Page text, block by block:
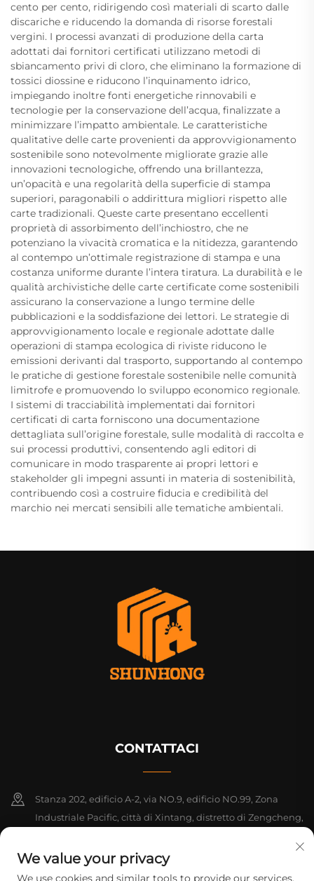
cento per cento, ridirigendo così materiali di scarto dalle
discariche e riducendo la domanda di risorse forestali
vergini. I processi avanzati di produzione della carta
adottati dai fornitori certificati utilizzano metodi di
sbiancamento privi di cloro, che eliminano la formazione di
tossici diossine e riducono l’inquinamento idrico,
impiegando inoltre fonti energetiche rinnovabili e
tecnologie per la conservazione dell’acqua, finalizzate a
minimizzare l’impatto ambientale. Le caratteristiche
qualitative delle carte provenienti da approvvigionamento
sostenibile sono notevolmente migliorate grazie alle
innovazioni tecnologiche, offrendo una brillantezza,
un’opacità e una regolarità della superficie di stampa
superiori, paragonabili o addirittura migliori rispetto alle
carte tradizionali. Queste carte presentano eccellenti
proprietà di assorbimento dell’inchiostro, che ne
potenziano la vivacità cromatica e la nitidezza, garantendo
al contempo un’ottimale registrazione di stampa e una
costanza uniforme durante l’intera tiratura. La durabilità e le
qualità archivistiche delle carte certificate come sostenibili
assicurano la conservazione a lungo termine delle
pubblicazioni e la soddisfazione dei lettori. Le strategie di
approvvigionamento locale e regionale adottate dalle
operazioni di stampa ecologica di riviste riducono le
emissioni derivanti dal trasporto, supportando al contempo
le pratiche di gestione forestale sostenibile nelle comunità
limitrofe e promuovendo lo sviluppo economico regionale.
I sistemi di tracciabilità implementati dai fornitori
certificati di carta forniscono una documentazione
dettagliata sull’origine forestale, sulle modalità di raccolta e
sui processi produttivi, consentendo agli editori di
comunicare in modo trasparente ai propri lettori e
stakeholder gli impegni assunti in materia di sostenibilità,
contribuendo così a costruire fiducia e credibilità del
marchio nei mercati sensibili alle tematiche ambientali.
CONTATTACI
Stanza 202, edificio A-2, via NO.9, edificio NO.99, Zona
Industriale Pacific, città di Xintang, distretto di Zengcheng,
+86-18925142858
We value your privacy
We use cookies and similar tools to provide our services.